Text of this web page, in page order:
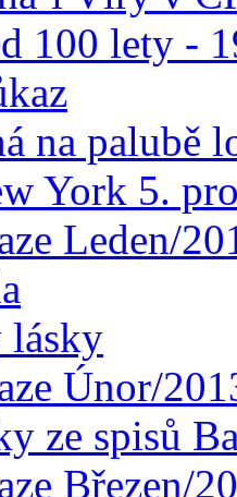
100 lety -
na palubě
York 5.
Leden/
lásky
Únor/
ze spisů
Březen/